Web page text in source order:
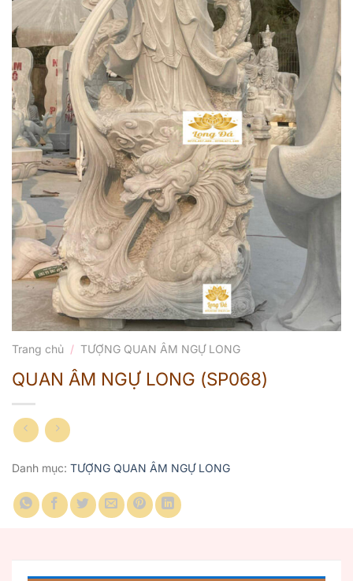
Trang chủ / TƯỢNG QUAN ÂM NGỰ LONG
QUAN ÂM NGỰ LONG (SP068)
Danh mục: TƯỢNG QUAN ÂM NGỰ LONG